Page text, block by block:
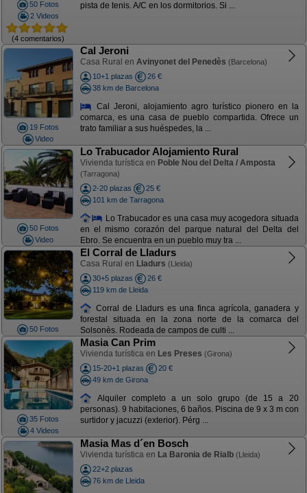
50 Fotos
2 Videos
(4 comentarios)
pista de tenis. A/C en los dormitorios. Si ...
19 Fotos
Video
Cal Jeroni
Casa Rural en Avinyonet del Penedès (Barcelona)
10+1 plazas
26 €
38 km de Barcelona
Cal Jeroni, alojamiento agro turístico pionero en la
comarca, es una casa de pueblo compartida. Ofrece un
trato familiar a sus huéspedes, la ...
50 Fotos
Video
Lo Trabucador Alojamiento Rural
Vivienda turística en Poble Nou del Delta / Amposta
(Tarragona)
2-20 plazas
25 €
101 km de Tarragona
Lo Trabucador es una casa muy acogedora situada
en el mismo corazón del parque natural del Delta del
Ebro. Se encuentra en un pueblo muy tra ...
50 Fotos
El Corral de Lladurs
Casa Rural en Lladurs (Lleida)
30+5 plazas
26 €
119 km de Lleida
Corral de Lladurs es una finca agrícola, ganadera y
forestal situada en la zona norte de la comarca del
Solsonès. Rodeada de campos de culti ...
35 Fotos
4 Videos
Masia Can Prim
Vivienda turística en Les Preses (Girona)
15-20+1 plazas
20 €
49 km de Girona
Alquiler completo a un solo grupo (de 15 a 20
personas). 9 habitaciones, 6 baños. Piscina de 9 x 3 m con
surtidor y jacuzzi (exterior). Pérg ...
Masia Mas d´en Bosch
Vivienda turística en La Baronia de Rialb (Lleida)
22+2 plazas
76 km de Lleida